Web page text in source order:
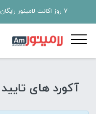
7 روز اکانت لامینور رایگان فقط با ثبت نام در سایت
آکورد های